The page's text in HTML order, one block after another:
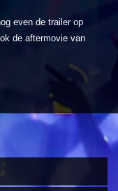
even de trailer op
de aftermovie van